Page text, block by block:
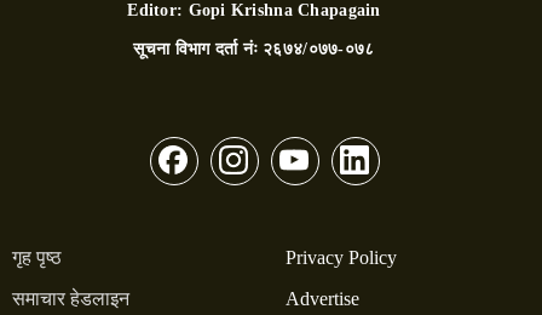
Editor: Gopi Krishna Chapagain
सूचना विभाग दर्ता नंः २६७४/०७७-०७८
गृह पृष्ठ
समाचार हेडलाइन
Privacy Policy
Advertise